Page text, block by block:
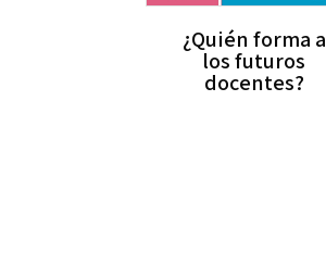
¿Quién forma a
los futuros
docentes?